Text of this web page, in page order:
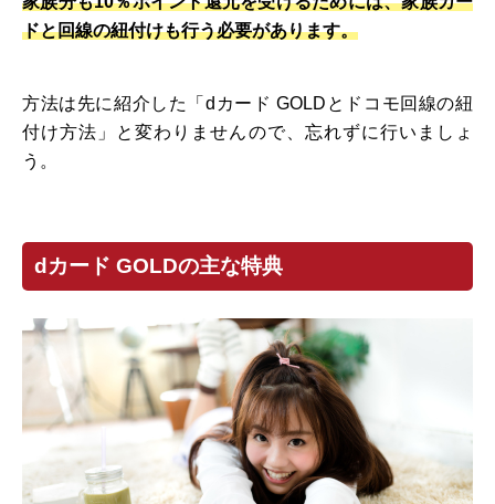
ドと回線の紐付けも行う必要があります。
方法は先に紹介した「dカード GOLDとドコモ回線の紐
付け方法」と変わりませんので、忘れずに行いましょ
う。
dカード GOLDの主な特典